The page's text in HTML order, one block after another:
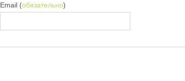
Email (обязательно)